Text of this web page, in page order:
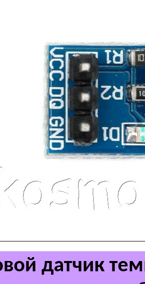
датчик